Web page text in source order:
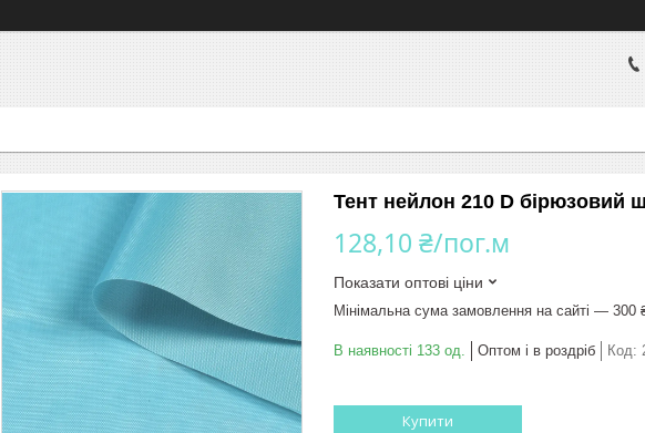
Тент нейлон 210 D бірюзовий
128,10 ₴/пог.м
Показати оптові ціни
Мінімальна сума замовлення на сайті — 300
В наявності 133 од. Оптом і в роздріб Код:
Купити